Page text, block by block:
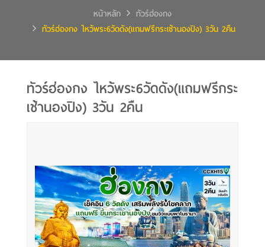
หน้าหลัก
ทัวร์ฮ่องกง
ทัวร์ฮ่องกง ไหว้พระ6วัดดัง(แถมฟรีกระเช้านองปิง) 3วัน 2คืน
ทัวร์ฮ่องกง ไหว้พระ6วัดดัง(แถมฟรีกระ
เช้านองปิง) 3วัน 2คืน